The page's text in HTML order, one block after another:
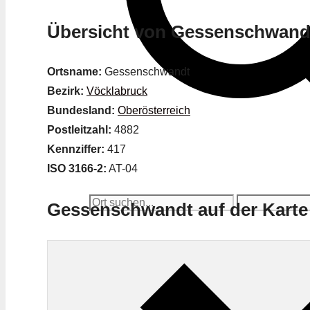
Übersicht von
Ortsname: Gessenschwandt
Bezirk: Vöcklabruck
Bundesland: Oberösterreich
Postleitzahl: 4882
Kennziffer: 417
ISO 3166-2: AT-04
Gessenschwandt auf der Karte